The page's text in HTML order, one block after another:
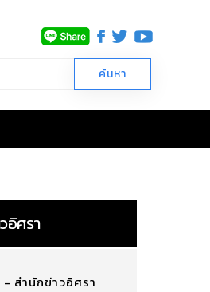
อิศรา
- สำนักข่าวอิศรา